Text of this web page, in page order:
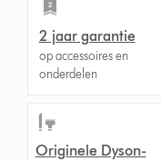
2 jaar garantie
op accessoires en
onderdelen
Originele Dyson-